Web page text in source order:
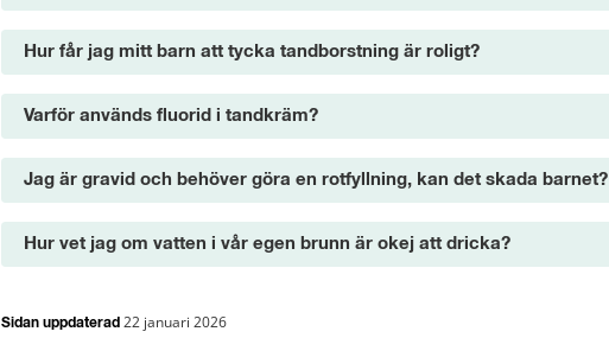
Hur får jag mitt barn att tycka tandborstning är roligt?
Varför används fluorid i tandkräm?
Jag är gravid och behöver göra en rotfyllning, kan det skada barnet?
Hur vet jag om vatten i vår egen brunn är okej att dricka?
Sidan uppdaterad 22 januari 2026